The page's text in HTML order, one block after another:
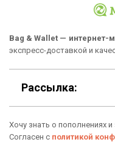
Условия возврата
Оферта
Политика
Личный кабинет
Популярные
Bag & Wallet — интернет-
экспресс-доставкой и
Рассылка:
Хочу знать о пополнениях
Согласен с политикой